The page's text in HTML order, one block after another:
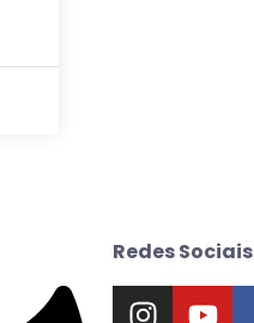
Redes Sociais